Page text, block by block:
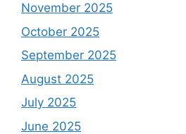
November 2025
October 2025
September 2025
August 2025
July 2025
June 2025